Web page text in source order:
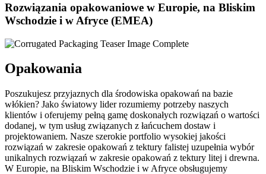
Rozwiązania opakowaniowe w Europie, na Bliskim
Wschodzie i w Afryce (EMEA)
Opakowania
Poszukujesz przyjaznych dla środowiska opakowań na bazie
włókien? Jako światowy lider rozumiemy potrzeby naszych
klientów i oferujemy pełną gamę doskonałych rozwiązań o wartości
dodanej, w tym usług związanych z łańcuchem dostaw i
projektowaniem. Nasze szerokie portfolio wysokiej jakości
rozwiązań w zakresie opakowań z tektury falistej uzupełnia wybór
unikalnych rozwiązań w zakresie opakowań z tektury litej i drewna.
W Europie, na Bliskim Wschodzie i w Afryce obsługujemy